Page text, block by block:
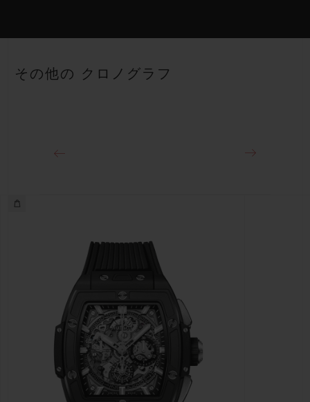
50時間
ストラップ
その他の クロノグラフ